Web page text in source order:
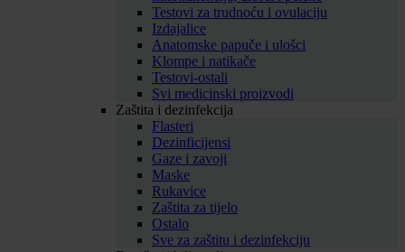
Testovi za trudnoću i ovulaciju
Izdajalice
Anatomske papuče i ulošci
Klompe i natikače
Testovi-ostali
Svi medicinski proizvodi
Zaštita i dezinfekcija
Flasteri
Dezinficijensi
Gaze i zavoji
Maske
Rukavice
Zaštita za tijelo
Ostalo
Sve za zaštitu i dezinfekciju